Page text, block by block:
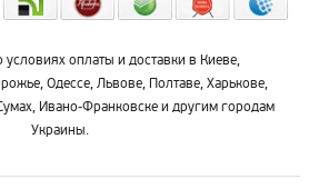
условиях оплаты и доставки в Киеве,
Одессе, Львове, Полтаве, Харькове,
Ивано-Франковске и другим городам
Украины.